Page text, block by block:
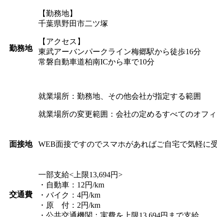
勤務地
【勤務地】
千葉県野田市二ツ塚
【アクセス】
東武アーバンパークライン梅郷駅から徒歩16分
常磐自動車道柏南ICから車で10分
就業場所：勤務地、その他会社が指定する範囲
就業場所の変更範囲：会社の定めるすべてのオフィ
面接地 WEB面接ですのでスマホがあればご自宅で気軽に
交通費
一部支給<上限13,694円>
・自動車：12円/km
・バイク：4円/km
・原 付：2円/km
・公共交通機関：実費を上限13,694円まで支給